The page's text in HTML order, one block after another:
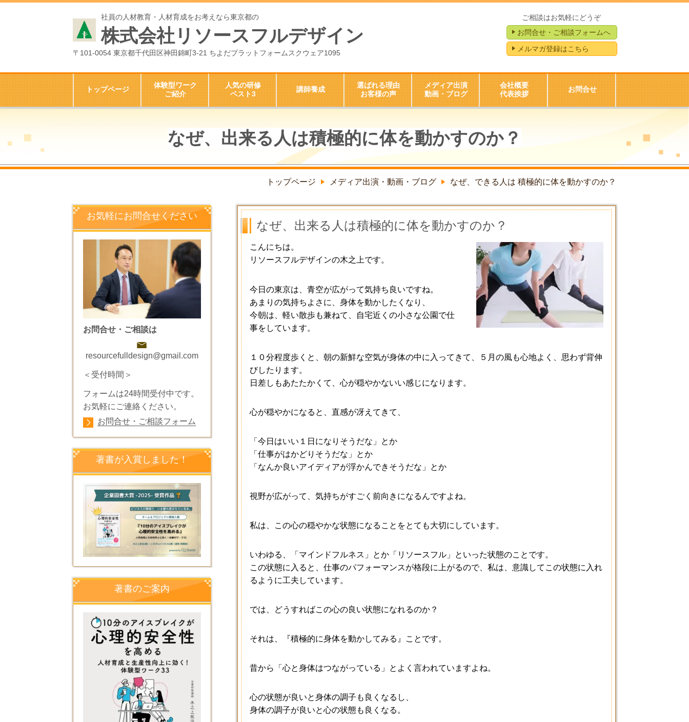
社員の人材教育・人材育成をお考えなら東京都の
株式会社リソースフルデザイン
〒101-0054 東京都千代田区神田錦町3-21 ちよだプラットフォームスクウェア1095
ご相談はお気軽にどうぞ
お問合せ・ご相談フォームへ
メルマガ登録はこちら
トップページ
体験型ワーク
ご紹介
人気の研修
ベスト3
講師養成
選ばれる理由
お客様の声
メディア出演
動画・ブログ
会社概要
代表挨拶
お問合せ
なぜ、出来る人は積極的に体を動かすのか？
トップページ メディア出演・動画・ブログ なぜ、できる人は 積極的に体を動かすのか？
なぜ、出来る人は積極的に体を動かすのか？
こんにちは。
リソースフルデザインの木之上です。
今日の東京は、青空が広がって気持ち良いですね。
あまりの気持ちよさに、身体を動かしたくなり、
今朝は、軽い散歩も兼ねて、自宅近くの小さな公園で仕
事をしています。
１０分程度歩くと、朝の新鮮な空気が身体の中に入ってきて、５月の風も心地よく、思わず背伸
びしたります。
日差しもあたたかくて、心が穏やかないい感じになります。
心が穏やかになると、直感が冴えてきて、
「今日はいい１日になりそうだな」とか
「仕事がはかどりそうだな」とか
「なんか良いアイディアが浮かんできそうだな」とか
視野が広がって、気持ちがすごく前向きになるんですよね。
私は、この心の穏やかな状態になることをとても大切にしています。
いわゆる、「マインドフルネス」とか「リソースフル」といった状態のことです。
この状態に入ると、仕事のパフォーマンスが格段に上がるので、私は、意識してこの状態に入れ
るように工夫しています。
では、どうすればこの心の良い状態になれるのか？
それは、『積極的に身体を動かしてみる』ことです。
昔から「心と身体はつながっている」とよく言われていますよね。
心の状態が良いと身体の調子も良くなるし、
身体の調子が良いと心の状態も良くなる。
お気軽にお問合せください
お問合せ・ご相談は
resourcefulldesign@gmail.com
＜受付時間＞
フォームは24時間受付中です。
お気軽にご連絡ください。
お問合せ・ご相談フォーム
著書が入賞しました！
著書のご案内